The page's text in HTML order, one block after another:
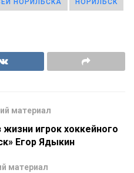
НОРИЛЬСКА НОРИЛЬСК
материал
игрок хоккейного
Егор Ядыкин
материал